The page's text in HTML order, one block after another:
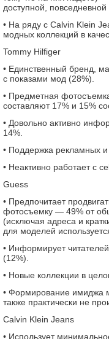
доступной, повседневной
• На ряду с Calvin Klein
модных коллекций в
Tommy Hilfiger
• Единственный бренд,
с показами мод (28%).
• Предметная
составляют 17% и 15%
• Довольно активно
14%.
• Поддержка рекламных и
• Неактивно работает с
Guess
• Предпочитает
фотосъемку — 49% от
(исключая адреса и
для моделей
• Информирует
(12%).
• Новые коллекции в
• Формирование имиджа
также практически не
Calvin Klein Jeans
• Использует